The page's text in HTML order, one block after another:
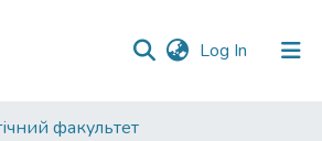
Log In (current)
факультет